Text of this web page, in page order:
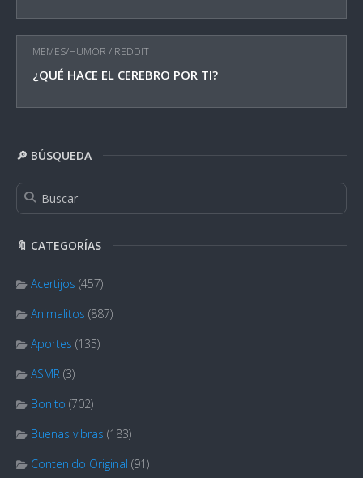
MEMES/HUMOR / REDDIT
¿QUÉ HACE EL CEREBRO POR TI?
🔎 BÚSQUEDA
🔖 CATEGORÍAS
Acertijos (457)
Animalitos (887)
Aportes (135)
ASMR (3)
Bonito (702)
Buenas vibras (183)
Contenido Original (91)